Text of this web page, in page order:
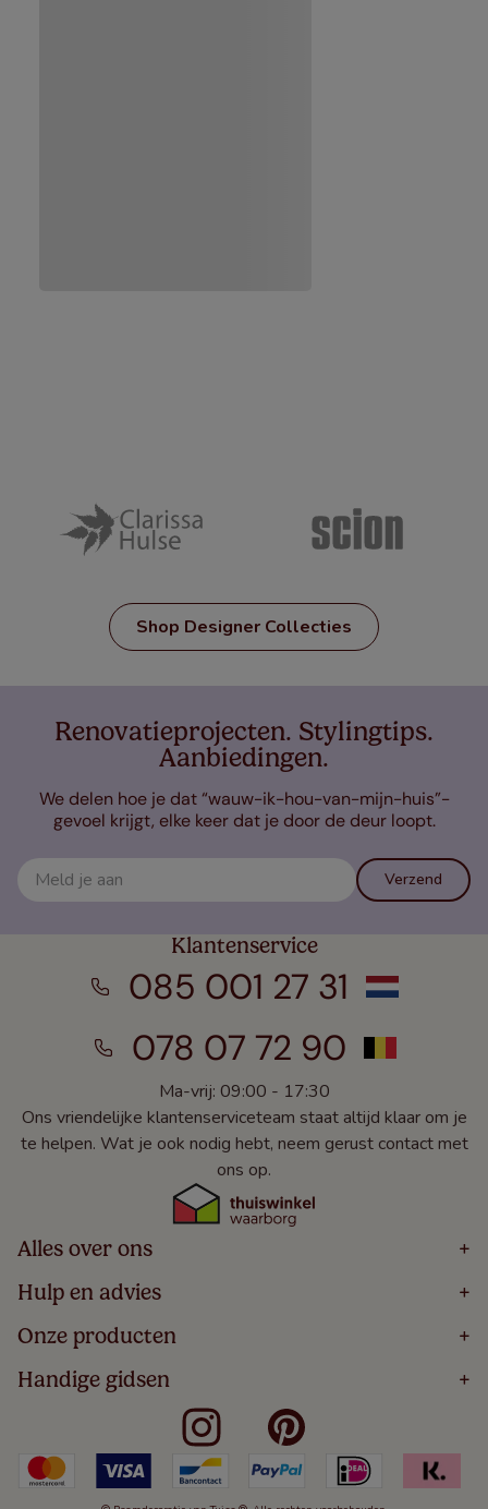
Shop Designer Collecties
Renovatieprojecten. Stylingtips.
Aanbiedingen.
We delen hoe je dat “wauw-ik-hou-van-mijn-huis”-
gevoel krijgt, elke keer dat je door de deur loopt.
Verzend
Klantenservice
085 001 27 31
078 07 72 90
Ma-vrij: 09:00 - 17:30
Ons vriendelijke klantenserviceteam staat altijd klaar om je
te helpen. Wat je ook nodig hebt, neem gerust contact met
ons op.
Alles over ons +
Home
Over
Bestellen
Winacties
Veelgestelde Vragen
Hulp en advies +
Volg Je Bestelling
Levering
5 Jaar Garantie
Algemene Voorwaarden
Kindveiligheid
Cookies
Onze producten +
Houten Jaloezieën
Rolgordijnen
Verticale Jaloezieën
Duo Rolgordijnen
Duo Plisségordijnen
Handige gidsen +
Meten Voor Raamdecoratie
Badkamer Raamdecoratie
Slaapkamer Raamdecoratie
Keuken Raamdecoratie